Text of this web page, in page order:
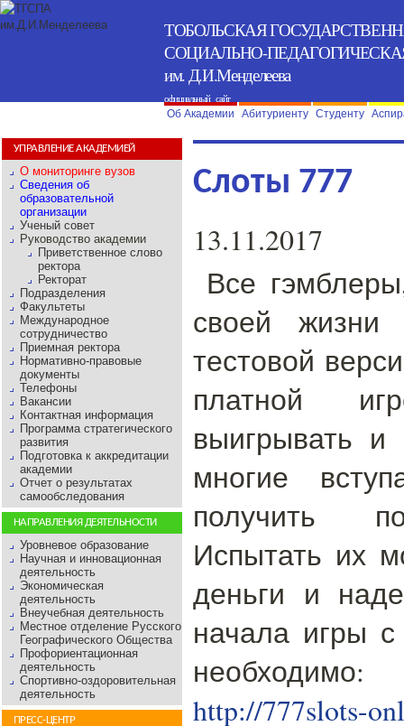
ТОБОЛЬСКАЯ
СОЦИАЛЬНО-
им. Д.И.Менделеева
официальный сайт
Об Академии
Абитуриенту Студенту
УПРАВЛЕНИЕ АКАДЕМИЕЙ
О мониторинге вузов
Сведения об
образовательной
организации
Ученый совет
Руководство академии
Приветственное слово
ректора
Ректорат
Подразделения
Факультеты
Международное
сотрудничество
Приемная ректора
Нормативно-правовые
документы
Телефоны
Вакансии
Контактная информация
Программа стратегического
развития
Подготовка к аккредитации
академии
Отчет о результатах
самообследования
НАПРАВЛЕНИЯ ДЕЯТЕЛЬНОСТИ
Уровневое образование
Научная и инновационная
деятельность
Экономическая
деятельность
Внеучебная деятельность
Местное отделение Русского
Географического Общества
Профориентационная
деятельность
Спортивно-оздоровительная
деятельность
ПРЕСС-ЦЕНТР
Слоты 777
13.11.2017
Все
своей жизни
тестовой
платной
выигрывать
многие
получить
Испытать их
деньги и
начала игры
http://777slots-